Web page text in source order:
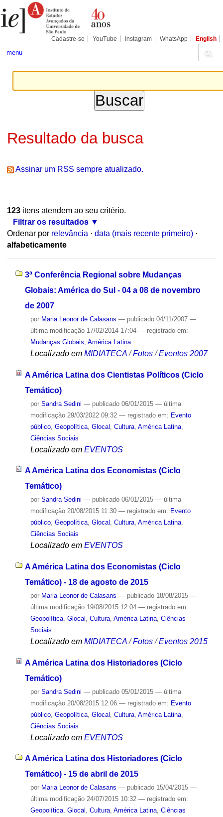
para
conteúdo.
Pessoais
Cadastre-se YouTube Instagram WhatsApp English
menu
Resultado da busca
Assinar um RSS sempre atualizado.
123itens atendem ao seu critério.
Filtrar os resultados
Ordenar por relevância · data (mais recente primeiro) ·
alfabeticamente
3ª Conferência Regional sobre Mudanças
Globais: América do Sul - 04 a 08 de novembro
de 2007
por Maria Leonor de Calasans — publicado04/11/2007 —
última modificação17/02/2014 17:04 — registrado em:
Mudanças Globais América Latina
Localizado em MIDIATECA /Fotos /Eventos 2007
A América Latina dos Cientistas Políticos (Ciclo
Temático)
por Sandra Sedini — publicado06/01/2015 — última
modificação29/03/2022 09:32 — registrado em: Evento
público, Geopolítica, Glocal Cultura, América Latina,
Ciências Sociais
Localizado em EVENTOS
A América Latina dos Economistas (Ciclo
Temático)
por Sandra Sedini — publicado06/01/2015 — última
modificação20/08/2015 11:30 — registrado em: Evento
público, Geopolítica, Glocal , Cultura, América Latina,
Ciências Sociais
Localizado em EVENTOS
A América Latina dos Economistas (Ciclo
Temático) - 18 de agosto de 2015
por Maria Leonor de Calasans — publicado18/08/2015 —
última modificação19/08/2015 12:04 — registrado em:
Geopolítica, Glocal , Cultura, América Latina, Ciências
Sociais
Localizado em MIDIATECA /Fotos /Eventos 2015
A América Latina dos Historiadores (Ciclo
Temático)
por Sandra Sedini — publicado05/01/2015 — última
modificação20/08/2015 12:06 — registrado em: Evento
público, Geopolítica, Glocal Cultura, América Latina,
Ciências Sociais
Localizado em EVENTOS
A América Latina dos Historiadores (Ciclo
Temático) - 15 de abril de 2015
por Maria Leonor de Calasans — publicado15/04/2015 —
última modificação24/07/2015 10:32 — registrado em:
Geopolítica, Glocal , Cultura, América Latina, Ciências